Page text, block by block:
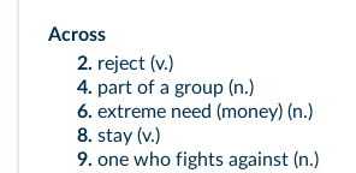
Across
2. reject (v.)
4. part of a group (n.)
6. extreme need (money) (n.)
8. stay (v.)
9. one who fights against (n.)